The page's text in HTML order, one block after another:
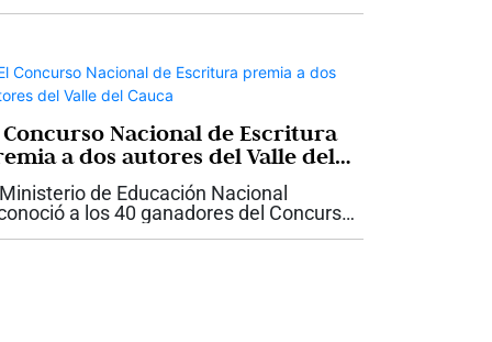
Concurso Nacional de Escritura
a dos autores del Valle del
de Educación Nacional
a los 40 ganadores del Concurso